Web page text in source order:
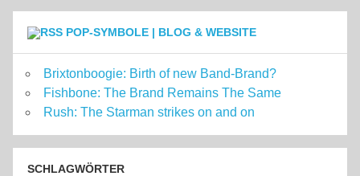
POP-SYMBOLE | BLOG & WEBSITE
Brixtonboogie: Birth of new Band-Brand?
Fishbone: The Brand Remains The Same
Rush: The Starman strikes on and on
SCHLAGWÖRTER